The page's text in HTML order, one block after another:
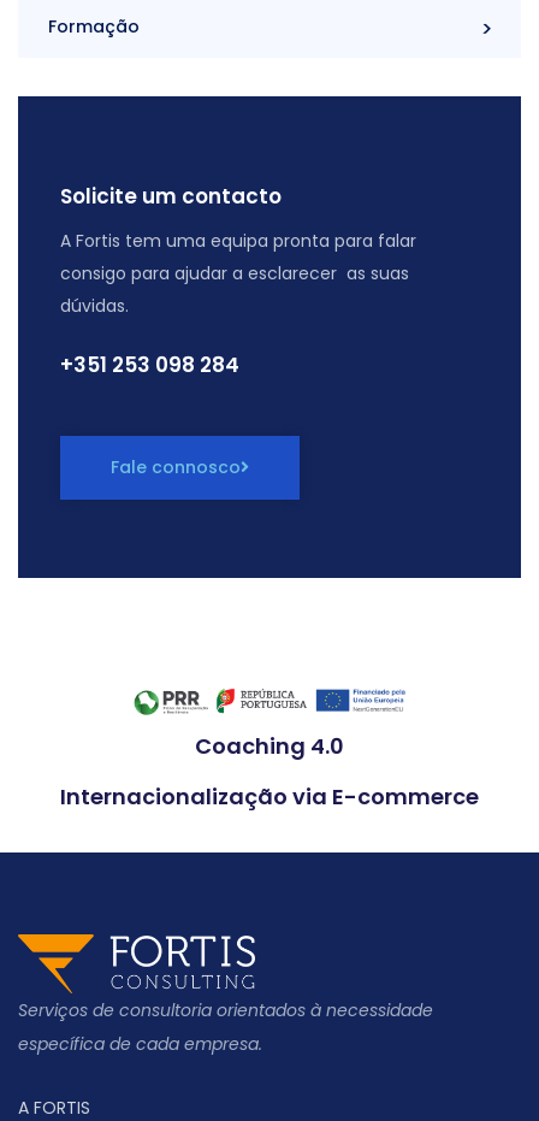
Formação
Solicite um contacto
A Fortis tem uma equipa pronta para falar
consigo para ajudar a esclarecer as suas
dúvidas.
+351 ‭253 098 284
Fale connosco
Coaching 4.0
Internacionalização via E-commerce
Serviços de consultoria orientados à necessidade
específica de cada empresa.
A FORTIS